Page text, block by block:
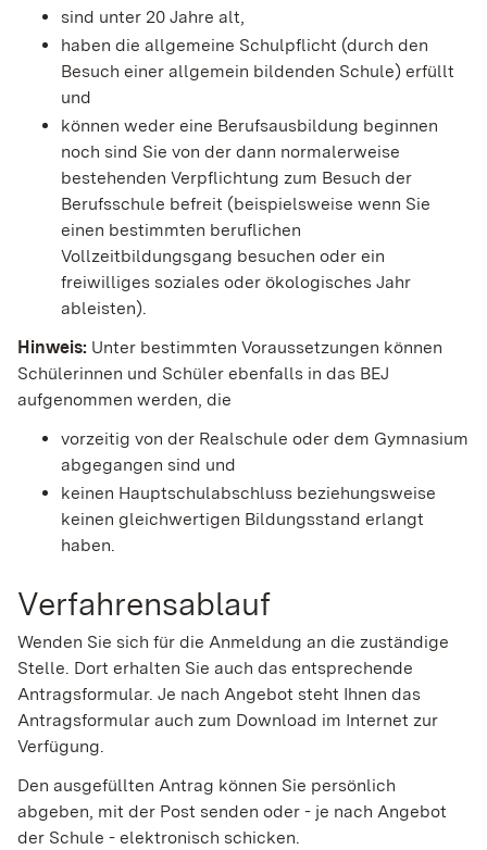
sind unter 20 Jahre alt,
haben die allgemeine Schulpflicht (durch den
Besuch einer allgemein bildenden Schule) erfüllt
und
können weder eine Berufsausbildung beginnen
noch sind Sie von der dann normalerweise
bestehenden Verpflichtung zum Besuch der
Berufsschule befreit (beispielsweise wenn Sie
einen bestimmten beruflichen
Vollzeitbildungsgang besuchen oder ein
freiwilliges soziales oder ökologisches Jahr
ableisten).
Hinweis: Unter bestimmten Voraussetzungen können
Schülerinnen und Schüler ebenfalls in das BEJ
aufgenommen werden, die
vorzeitig von der Realschule oder dem Gymnasium
abgegangen sind und
keinen Hauptschulabschluss beziehungsweise
keinen gleichwertigen Bildungsstand erlangt
haben.
Verfahrensablauf
Wenden Sie sich für die Anmeldung an die zuständige
Stelle. Dort erhalten Sie auch das entsprechende
Antragsformular. Je nach Angebot steht Ihnen das
Antragsformular auch zum Download im Internet zur
Verfügung.
Den ausgefüllten Antrag können Sie persönlich
abgeben, mit der Post senden oder - je nach Angebot
der Schule - elektronisch schicken.